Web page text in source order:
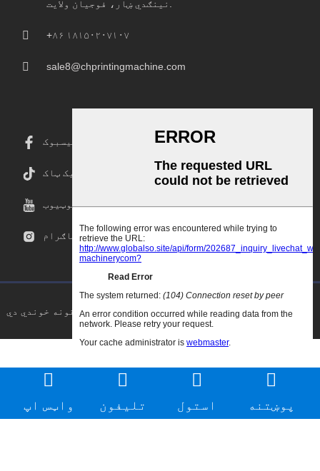
+۸۶ ۱۸۱۵۰۲۰۷۱۰۷
sale8@chprintingmachine.com
فیسبوک
ټیک ټاک
یوټیوب
انسټاګرام
د کاپي حق © ۲۰۲۵ ګوډاو.سي این ټول حقونه خوندي دي
واټس اپ تلیفون استول پوښتنه